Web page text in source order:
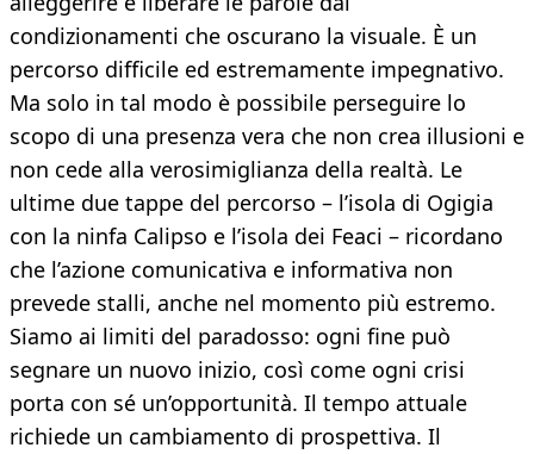
condizionamenti che oscurano la visuale. È un
percorso difficile ed estremamente impegnativo.
Ma solo in tal modo è possibile perseguire lo
scopo di una presenza vera che non crea illusioni e
non cede alla verosimiglianza della realtà. Le
ultime due tappe del percorso – l’isola di Ogigia
con la ninfa Calipso e l’isola dei Feaci – ricordano
che l’azione comunicativa e informativa non
prevede stalli, anche nel momento più estremo.
Siamo ai limiti del paradosso: ogni fine può
segnare un nuovo inizio, così come ogni crisi
porta con sé un’opportunità. Il tempo attuale
richiede un cambiamento di prospettiva. Il